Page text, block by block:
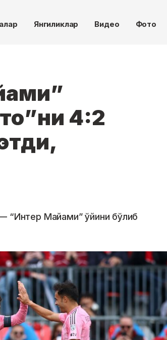
Янгиликлар Видео Фото
4:2
“Интер Майами” ўйини бўлиб